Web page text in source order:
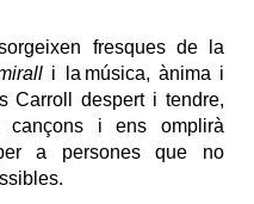
fresques de la
i la música, ànima i
Carroll despert i tendre,
i ens omplirà
per a persones que no